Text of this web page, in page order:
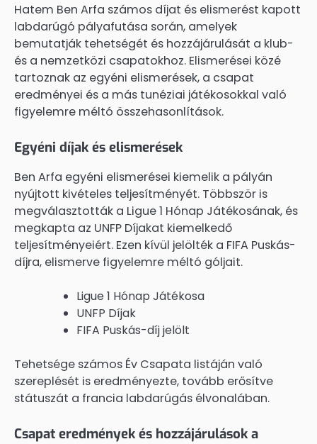
Hatem Ben Arfa számos díjat és elismerést kapott
labdarúgó pályafutása során, amelyek
bemutatják tehetségét és hozzájárulását a klub-
és a nemzetközi csapatokhoz. Elismerései közé
tartoznak az egyéni elismerések, a csapat
eredményei és a más tunéziai játékosokkal való
figyelemre méltó összehasonlítások.
Egyéni díjak és elismerések
Ben Arfa egyéni elismerései kiemelik a pályán
nyújtott kivételes teljesítményét. Többször is
megválasztották a Ligue 1 Hónap Játékosának, és
megkapta az UNFP Díjakat kiemelkedő
teljesítményeiért. Ezen kívül jelölték a FIFA Puskás-
díjra, elismerve figyelemre méltó góljait.
Ligue 1 Hónap Játékosa
UNFP Díjak
FIFA Puskás-díj jelölt
Tehetsége számos Év Csapata listáján való
szereplését is eredményezte, tovább erősítve
státuszát a francia labdarúgás élvonalában.
Csapat eredmények és hozzájárulások a